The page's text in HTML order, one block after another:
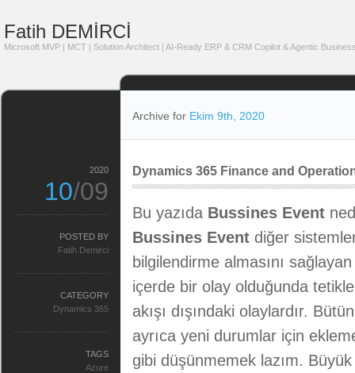
Fatih DEMİRCİ
Microsoft MVP | MCT | Solution Architect | AI-Ready ERP & CRM Copilot & Agentic
Archive for Ekim 9th, 2020
Dynamics 365 Finance and
Bu yazıda Bussines Event
Bussines Event diğer
bilgilendirme almasını
içerde bir olay olduğunda
akışı dışındaki olaylardır.
ayrıca yeni durumlar için
gibi düşünmemek lazım.
2020
10/09
POSTED BY
Fatih Demirci
CATEGORY
Dynamics 365
TAGS
Azure